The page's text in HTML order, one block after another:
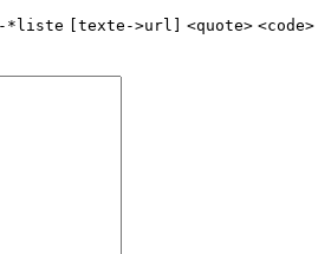
-*liste [texte->url] <quote> <code>